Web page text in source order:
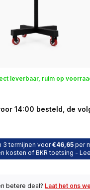
leverbaar, ruim op
14:00 besteld, de
3 termijnen voor€46,65 per
kosten of BKR toetsing -
betere deal? Laat het ons